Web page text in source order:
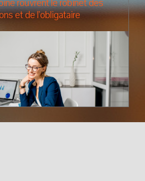
rouvrent le robinet des
et de l'obligataire